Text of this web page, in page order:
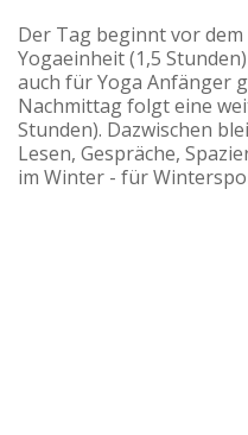
Der Tag beginnt vor
Yogaeinheit (1,5
auch für Yoga Anfänger
Nachmittag folgt eine
Stunden). Dazwischen
Lesen, Gespräche,
im Winter - für